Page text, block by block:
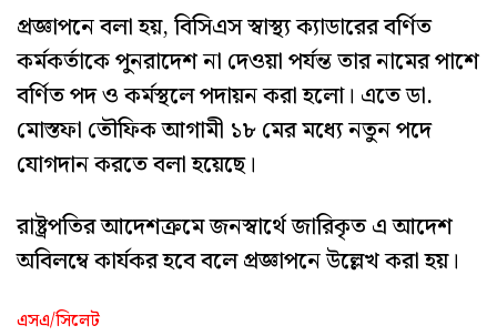
প্রজ্ঞাপনে বলা হয়, বিসিএস স্বাস্থ্য ক্যাডারের বর্ণিত
কর্মকর্তাকে পুনরাদেশ না দেওয়া পর্যন্ত তার নামের পাশে
বর্ণিত পদ ও কর্মস্থলে পদায়ন করা হলো। এতে ডা.
মোস্তফা তৌফিক আগামী ১৮ মের মধ্যে নতুন পদে
যোগদান করতে বলা হয়েছে।
রাষ্ট্রপতির আদেশক্রমে জনস্বার্থে জারিকৃত এ আদেশ
অবিলম্বে কার্যকর হবে বলে প্রজ্ঞাপনে উল্লেখ করা হয়।
এসএ/সিলেট